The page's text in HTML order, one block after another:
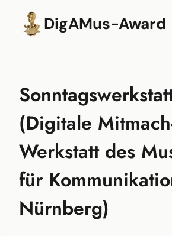
springen
DigAMus-Award
(Digitale
Werkstatt des
für
Nürnberg)